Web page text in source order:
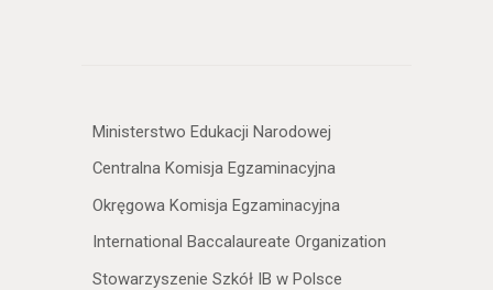
Ministerstwo Edukacji Narodowej
Centralna Komisja Egzaminacyjna
Okręgowa Komisja Egzaminacyjna
International Baccalaureate Organization
Stowarzyszenie Szkół IB w Polsce